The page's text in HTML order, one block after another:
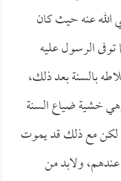
عنه حيث كان
الرسول عليه
بالسنة بعد ذلك،
خشية ضياع السنة
لكن مع ذلك قد يموت
ولابد من